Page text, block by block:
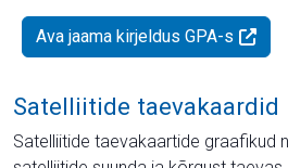
Ava jaama kirjeldus GPA-s
Satelliitide taevakaardid
Satelliitide taevakaartide graafikud